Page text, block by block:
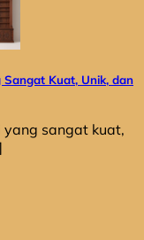
Kuat, Unik, dan
yang sangat kuat,